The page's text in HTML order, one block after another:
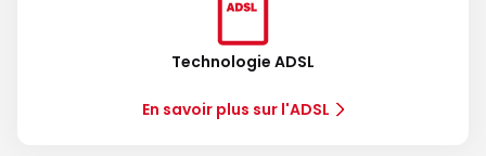
Technologie ADSL
En savoir plus sur l'ADSL